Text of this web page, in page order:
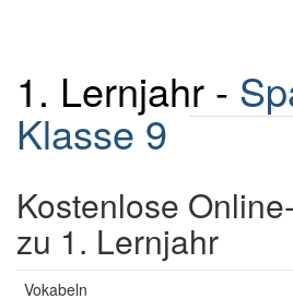
1. Lernjahr -
Klasse 9
Kostenlose
zu 1. Lernjahr
Vokabeln